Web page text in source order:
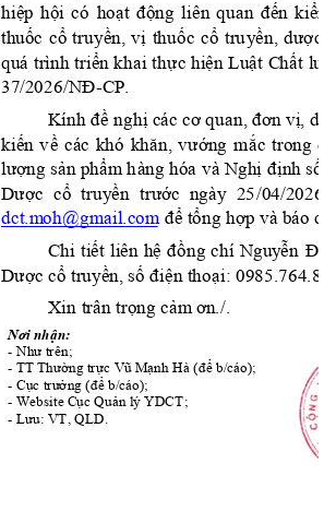
hiệp hội có hoạt động liên quan đến kiểm
thuốc cổ truyền, vị thuốc cổ truyền, dược
quá trình triển khai thực hiện Luật Chất
37/2026/NĐ-CP.
Kính đề nghị các cơ quan, đơn vị, do
kiến về các khó khăn, vướng mắc trong
lượng sản phẩm hàng hóa và Nghị định số
Dược cổ truyền trước ngày
  25
/04/2026,
dct.moh@gmail.com để tổng hợp và báo c
Chi tiết liên hệ đồng chí Nguyễn
Dược cổ truyền, số điện thoại:
Xin trân trọng cảm ơn./.
Nơi nhận:
- Như trên;
- TT Thường trực Vũ Mạnh Hà (để b/cáo);
- Cục trưởng (để b/cáo);
- Website Cục Quản lý YDCT;
- Lưu: VT, QLD.